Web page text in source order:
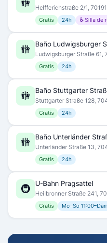
🚻 Helfferichstraße 2/1,
Gratis 24h ♿ Silla de
🚻 Baño Ludwigsburger
Ludwigsburger Straße
Gratis 24h
🚻 Baño Stuttgarter
Stuttgarter Straße 128,
Gratis 24h
🚻 Baño Unterländer
Unterländer Straße 13,
Gratis 24h
🚇 U-Bahn Pragsattel
Heilbronner Straße 241,
Gratis Mo–So